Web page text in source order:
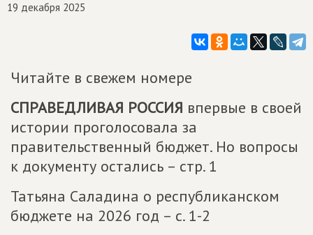
19 декабря 2025
Читайте в свежем номере
СПРАВЕДЛИВАЯ РОССИЯ впервые в своей
истории проголосовала за
правительственный бюджет. Но вопросы
к документу остались – стр. 1
Татьяна Саладина о республиканском
бюджете на 2026 год – с. 1-2